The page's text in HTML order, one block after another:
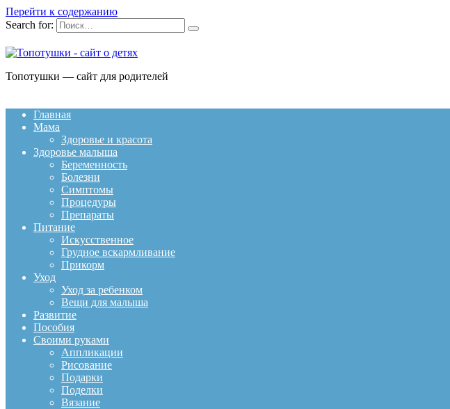
Перейти к содержанию
Search for:
Топотушки — сайт для родителей
Главная
Мама
Здоровье и красота
Здоровье малыша
Беременность
Болезни
Симптомы
Процедуры
Препараты
Питание
Искусственное
Грудное вскармливание
Прикорм
Уход
Уход за ребенком
Вещи для малыша
Развитие
Пособия
Своими руками
Аппликации
Рисование
Подарки
Поделки
Вязание